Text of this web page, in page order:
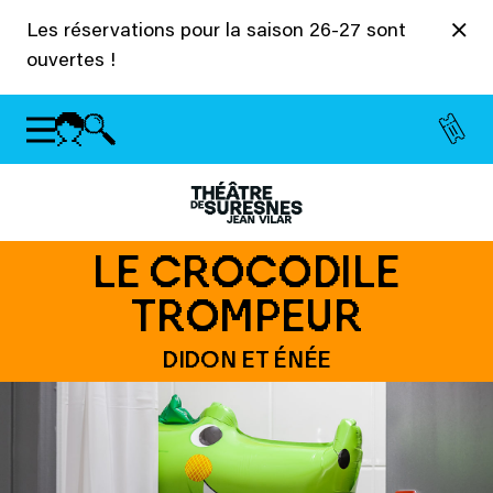
Les réservations pour la saison 26-27 sont
ouvertes !
LE CROCODILE
TROMPEUR
DIDON ET ÉNÉE